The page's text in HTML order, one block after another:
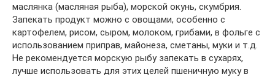
маслянка (масляная рыба), морской окунь, скумбрия.
Запекать продукт можно с овощами, особенно с
картофелем, рисом, сыром, молоком, грибами, в фольге с
использованием приправ, майонеза, сметаны, муки и т.д.
Не рекомендуется морскую рыбу запекать в сухарях,
лучше использовать для этих целей пшеничную муку в